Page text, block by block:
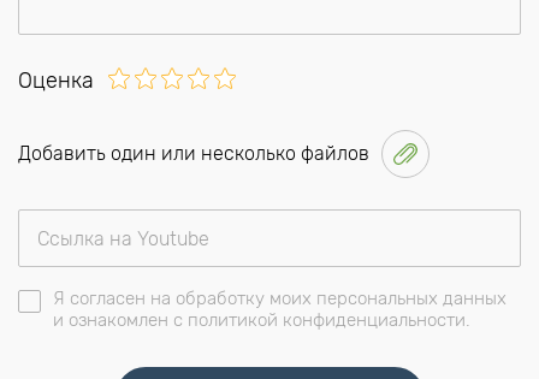
Оценка
Добавить один или несколько файлов
Я согласен на обработку моих персональных данных
и ознакомлен с политикой конфиденциальности.